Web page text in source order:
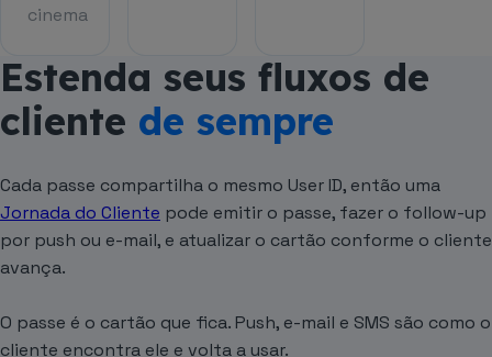
cinema
Estenda seus fluxos de
cliente de sempre
Cada passe compartilha o mesmo User ID, então uma
Jornada do Cliente pode emitir o passe, fazer o follow-up
por push ou e-mail, e atualizar o cartão conforme o cliente
avança.
O passe é o cartão que fica. Push, e-mail e SMS são como o
cliente encontra ele e volta a usar.